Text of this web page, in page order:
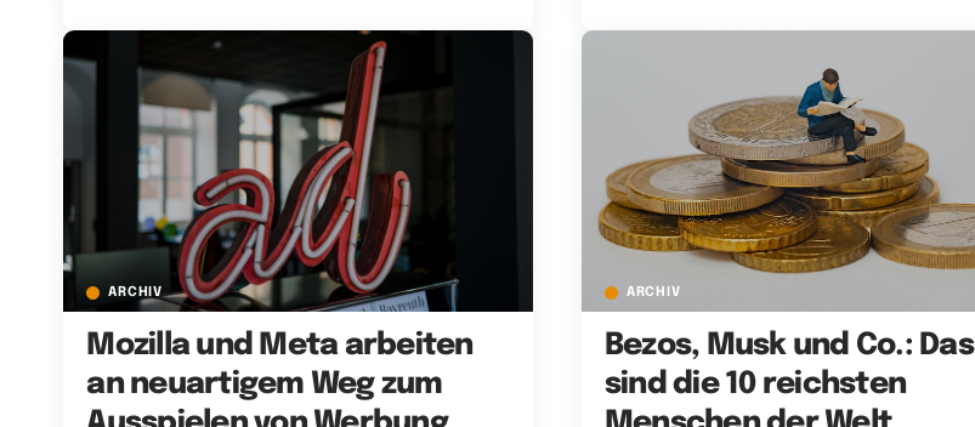
ARCHIV
Mozilla und Meta arbeiten
an neuartigem Weg zum
ARCHIV
Bezos, Musk und Co.: Das
sind die 10 reichsten